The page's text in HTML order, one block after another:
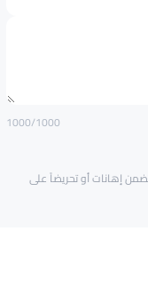
1000/1000
إهانات أو تحريضاً على